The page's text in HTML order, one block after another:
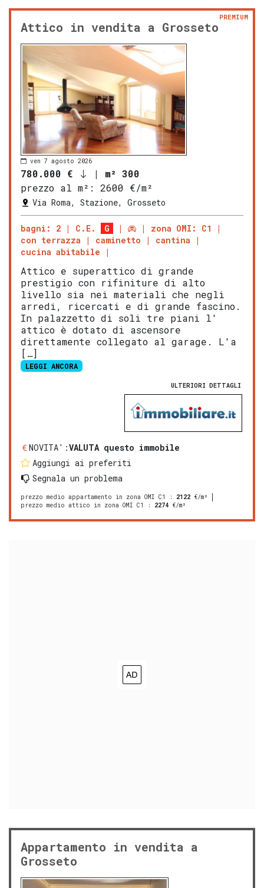
Attico in vendita a Grosseto
PREMIUM
ven 7 agosto 2026
780.000 € | m² 300
prezzo al m²:
2600 €/m²
Via Roma, Stazione, Grosseto
bagni: 2 C.E. G
zona OMI: C1
con terrazza
caminetto
cantina
cucina abitabile
Attico e superattico di grande
prestigio con rifiniture di alto
livello sia nei materiali che negli
arredi, ricercati e di grande fascino.
In palazzetto di soli tre piani l'
attico è dotato di ascensore
direttamente collegato al garage. L'a
[…]
LEGGI ANCORA
ULTERIORI DETTAGLI
NOVITA':VALUTA questo immobile
Aggiungi ai preferiti
Segnala un problema
prezzo medio appartamento in zona OMI C1 : 2122 €/m²
prezzo medio attico in zona OMI C1
: 2274 €/m²
Appartamento in vendita a
Grosseto